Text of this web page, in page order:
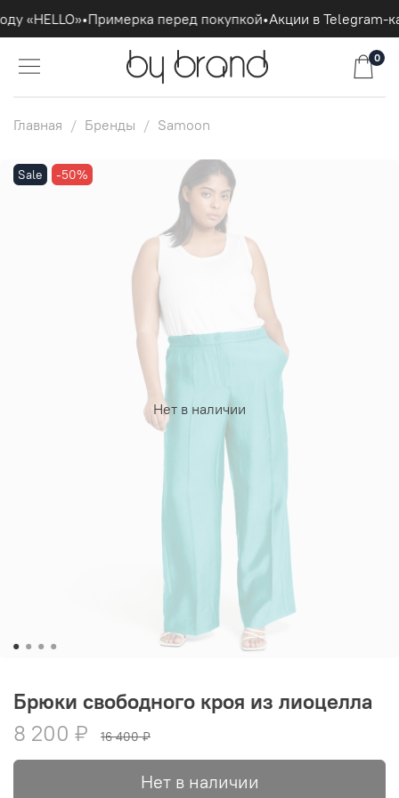
«HELLO»•Примерка перед покупкой•Акции в Telegram-
0
Главная Бренды Samoon
Нет в наличии
Sale -50%
Брюки свободного кроя из лиоцелла
8 200 ₽
16 400 ₽
Нет в наличии